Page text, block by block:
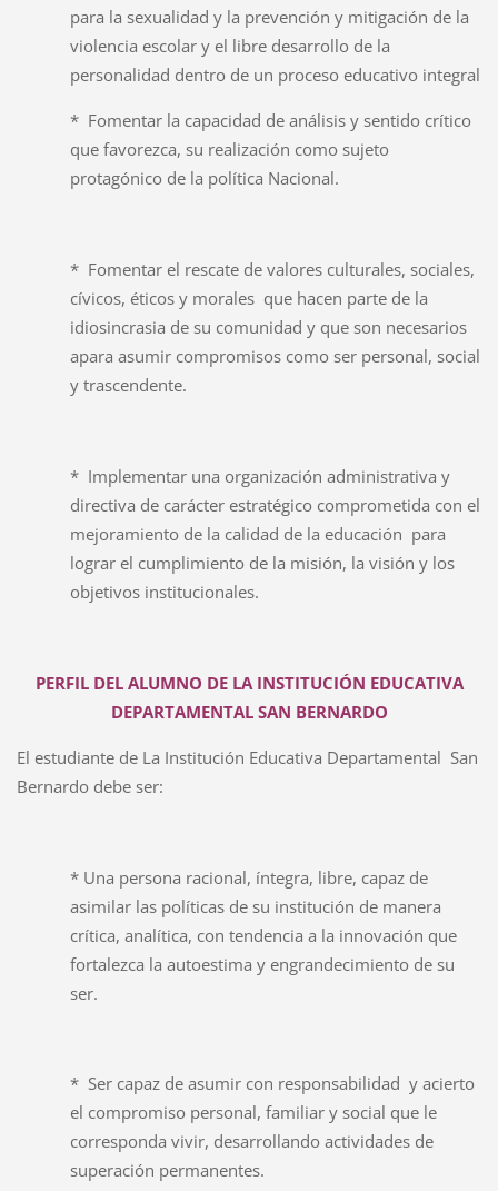
para la sexualidad y la prevención y mitigación de la
violencia escolar y el libre desarrollo de la
personalidad dentro de un proceso educativo integral
* Fomentar la capacidad de análisis y sentido crítico
que favorezca, su realización como sujeto
protagónico de la política Nacional.
* Fomentar el rescate de valores culturales, sociales,
cívicos, éticos y morales que hacen parte de la
idiosincrasia de su comunidad y que son necesarios
apara asumir compromisos como ser personal, social
y trascendente.
* Implementar una organización administrativa y
directiva de carácter estratégico comprometida con el
mejoramiento de la calidad de la educación para
lograr el cumplimiento de la misión, la visión y los
objetivos institucionales.
PERFIL DEL ALUMNO DE LA INSTITUCIÓN EDUCATIVA
DEPARTAMENTAL SAN BERNARDO
El estudiante de La Institución Educativa Departamental San
Bernardo debe ser:
* Una persona racional, íntegra, libre, capaz de
asimilar las políticas de su institución de manera
crítica, analítica, con tendencia a la innovación que
fortalezca la autoestima y engrandecimiento de su
ser.
* Ser capaz de asumir con responsabilidad y acierto
el compromiso personal, familiar y social que le
corresponda vivir, desarrollando actividades de
superación permanentes.